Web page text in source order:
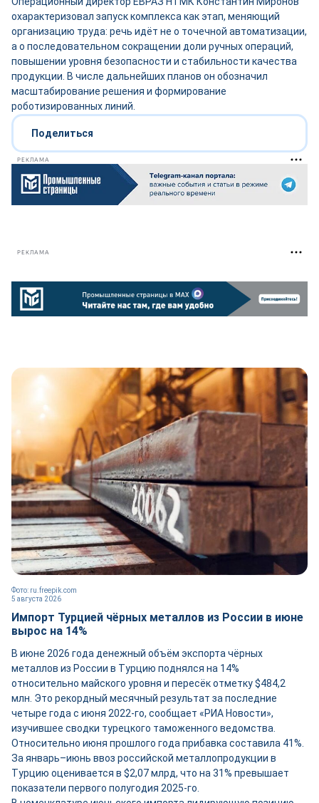
охарактеризовал запуск комплекса как этап, меняющий
организацию труда: речь идёт не о точечной автоматизации,
а о последовательном сокращении доли ручных операций,
повышении уровня безопасности и стабильности качества
продукции. В числе дальнейших планов он обозначил
масштабирование решения и формирование
роботизированных линий.
Поделиться
РЕКЛАМА
РЕКЛАМА
5 августа 2026
Фото: ru.freepik.com
Импорт Турцией чёрных металлов из России в июне
вырос на 14%
В июне 2026 года денежный объём экспорта чёрных
металлов из России в Турцию поднялся на 14%
относительно майского уровня и пересёк отметку $484,2
млн. Это рекордный месячный результат за последние
четыре года с июня 2022-го, сообщает «РИА Новости»,
изучившее сводки турецкого таможенного ведомства.
Относительно июня прошлого года прибавка составила 41%.
За январь–июнь ввоз российской металлопродукции в
Турцию оценивается в $2,07 млрд, что на 31% превышает
показатели первого полугодия 2025-го.